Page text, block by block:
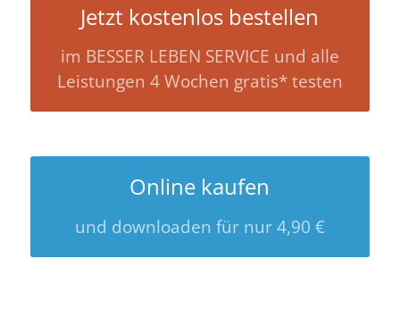
Jetzt kostenlos bestellen
im BESSER LEBEN SERVICE und alle
Leistungen 4 Wochen gratis* testen
Online kaufen
und downloaden für nur 4,90 €